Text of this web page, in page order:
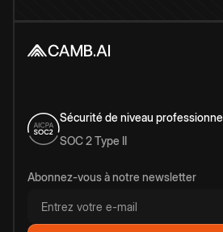
Sécurité de niveau
SOC 2 Type II
Abonnez-vous à notre newsletter